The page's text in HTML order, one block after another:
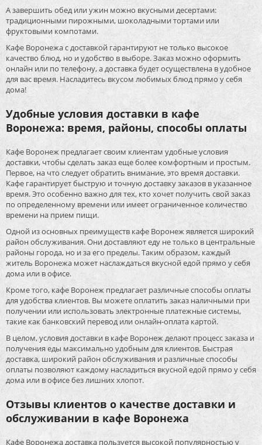
А завершить обед или ужин можно вкусными десертами:
традиционными пирожными, шоколадными тортами или
фруктовыми компотами.
Кафе Воронежа с доставкой гарантируют не только высокое
качество блюд, но и удобство в выборе. Заказ можно оформить
онлайн или по телефону, а доставка будет осуществлена в удобное
для вас время. Насладитесь вкусом любимых блюд прямо у себя
дома!
Удобные условия доставки в кафе
Воронежа: время, районы, способы оплаты
Кафе Воронеж предлагает своим клиентам удобные условия
доставки, чтобы сделать заказ еще более комфортным и простым.
Первое, на что следует обратить внимание, это время доставки.
Кафе гарантирует быструю и точную доставку заказов в указанное
время. Это особенно важно для тех, кто хочет получить свой заказ
по определенному времени или имеет ограниченное количество
времени на прием пищи.
Одной из основных преимуществ кафе Воронеж является широкий
район обслуживания. Они доставляют еду не только в центральные
районы города, но и за его пределы. Таким образом, каждый
житель Воронежа может наслаждаться вкусной едой прямо у себя
дома или в офисе.
Кроме того, кафе Воронеж предлагает различные способы оплаты
для удобства клиентов. Вы можете оплатить заказ наличными при
получении или использовать электронные платежные системы,
такие как банковский перевод или онлайн-оплата картой.
В целом, условия доставки в кафе Воронеж делают процесс заказа и
получения еды максимально удобным для клиентов. Быстрая
доставка, широкий район обслуживания и различные способы
оплаты позволяют каждому насладиться вкусной едой прямо у себя
дома или в офисе без лишних хлопот.
Отзывы клиентов о качестве доставки и
обслуживании в кафе Воронежа
Кафе Воронежа доставка пользуется высокой популярностью у